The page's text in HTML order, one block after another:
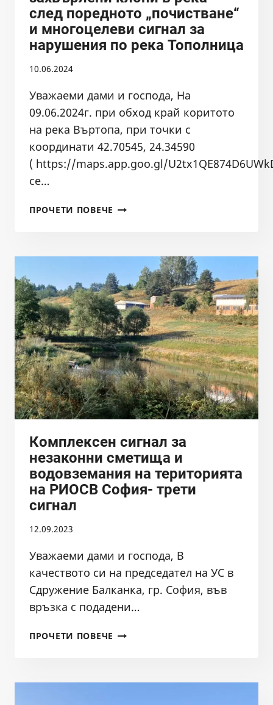
НА
МОСВ
след поредното „почистване“
и многоцелеви сигнал за
нарушения по река Тополница
10.06.2024
Уважаеми дами и господа, На
09.06.2024г. при обход край коритото
на река Въртопа, при точки с
координати 42.70545, 24.34590
( https://maps.app.goo.gl/
се…
ПРОЧЕТИ ПОВЕЧЕ ПОРЕДЕН
КЛОНИ
В
РЕКА
СЛЕД
ПОРЕДНОТО
„ПОЧИСТВАНЕ“
И
МНОГОЦЕЛЕВИ
СИГНАЛ
ЗА
НАРУШЕНИЯ
ПО
ТОПОЛНИЦА
Комплексен сигнал за
незаконни сметища и
водовземания на територията
на РИОСВ София- трети
сигнал
12.09.2023
Уважаеми дами и господа, В
качеството си на председател на УС в
Сдружение Балканка, гр. София, във
връзка с подадени…
ПРОЧЕТИ ПОВЕЧЕ КОМПЛЕКСЕН